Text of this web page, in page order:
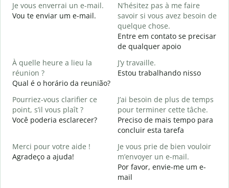
Je vous enverrai un e-mail.
Vou te enviar um e-mail.
N’hésitez pas à me faire
savoir si vous avez besoin de
quelque chose.
Entre em contato se precisar
de qualquer apoio
À quelle heure a lieu la
réunion ?
Qual é o horário da reunião?
J’y travaille.
Estou trabalhando nisso
Pourriez-vous clarifier ce
point, s’il vous plaît ?
Você poderia esclarecer?
J’ai besoin de plus de temps
pour terminer cette tâche.
Preciso de mais tempo para
concluir esta tarefa
Merci pour votre aide !
Agradeço a ajuda!
Je vous prie de bien vouloir
m’envoyer un e-mail.
Por favor, envie-me um e-
mail